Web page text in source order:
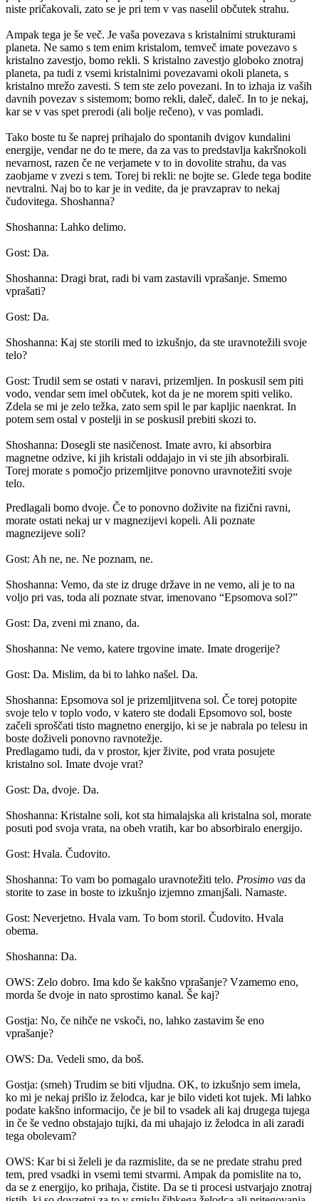
niste pričakovali, zato se je pri tem v vas naselil občutek strahu.
Ampak tega je še več. Je vaša povezava s kristalnimi strukturami
planeta. Ne samo s tem enim kristalom, temveč imate povezavo s
kristalno zavestjo, bomo rekli. S kristalno zavestjo globoko znotraj
planeta, pa tudi z vsemi kristalnimi povezavami okoli planeta, s
kristalno mrežo zavesti. S tem ste zelo povezani. In to izhaja iz vaših
davnih povezav s sistemom; bomo rekli, daleč, daleč. In to je nekaj,
kar se v vas spet prerodi (ali bolje rečeno), v vas pomladi.
Tako boste tu še naprej prihajalo do spontanih dvigov kundalini
energije, vendar ne do te mere, da za vas to predstavlja kakršnokoli
nevarnost, razen če ne verjamete v to in dovolite strahu, da vas
zaobjame v zvezi s tem. Torej bi rekli: ne bojte se. Glede tega bodite
nevtralni. Naj bo to kar je in vedite, da je pravzaprav to nekaj
čudovitega. Shoshanna?
Shoshanna: Lahko delimo.
Gost: Da.
Shoshanna: Dragi brat, radi bi vam zastavili vprašanje. Smemo
vprašati?
Gost: Da.
Shoshanna: Kaj ste storili med to izkušnjo, da ste uravnotežili svoje
telo?
Gost: Trudil sem se ostati v naravi, prizemljen. In poskusil sem piti
vodo, vendar sem imel občutek, kot da je ne morem spiti veliko.
Zdela se mi je zelo težka, zato sem spil le par kapljic naenkrat. In
potem sem ostal v postelji in se poskusil prebiti skozi to.
Shoshanna: Dosegli ste nasičenost. Imate avro, ki absorbira
magnetne odzive, ki jih kristali oddajajo in vi ste jih absorbirali.
Torej morate s pomočjo prizemljitve ponovno uravnotežiti svoje
telo.
Predlagali bomo dvoje. Če to ponovno doživite na fizični ravni,
morate ostati nekaj ur v magnezijevi kopeli. Ali poznate
magnezijeve soli?
Gost: Ah ne, ne. Ne poznam, ne.
Shoshanna: Vemo, da ste iz druge države in ne vemo, ali je to na
voljo pri vas, toda ali poznate stvar, imenovano “Epsomova sol?”
Gost: Da, zveni mi znano, da.
Shoshanna: Ne vemo, katere trgovine imate. Imate drogerije?
Gost: Da. Mislim, da bi to lahko našel. Da.
Shoshanna: Epsomova sol je prizemljitvena sol. Če torej potopite
svoje telo v toplo vodo, v katero ste dodali Epsomovo sol, boste
začeli sproščati tisto magnetno energijo, ki se je nabrala po telesu in
boste doživeli ponovno ravnotežje.
Predlagamo tudi, da v prostor, kjer živite, pod vrata posujete
kristalno sol. Imate dvoje vrat?
Gost: Da, dvoje. Da.
Shoshanna: Kristalne soli, kot sta himalajska ali kristalna sol, morate
posuti pod svoja vrata, na obeh vratih, kar bo absorbiralo energijo.
Gost: Hvala. Čudovito.
Shoshanna: To vam bo pomagalo uravnotežiti telo. Prosimo vas da
storite to zase in boste to izkušnjo izjemno zmanjšali. Namaste.
Gost: Neverjetno. Hvala vam. To bom storil. Čudovito. Hvala
obema.
Shoshanna: Da.
OWS: Zelo dobro. Ima kdo še kakšno vprašanje? Vzamemo eno,
morda še dvoje in nato sprostimo kanal. Še kaj?
Gostja: No, če nihče ne vskoči, no, lahko zastavim še eno
vprašanje?
OWS: Da. Vedeli smo, da boš.
Gostja: (smeh) Trudim se biti vljudna. OK, to izkušnjo sem imela,
ko mi je nekaj prišlo iz želodca, kar je bilo videti kot tujek. Mi lahko
podate kakšno informacijo, če je bil to vsadek ali kaj drugega tujega
in če še vedno obstajajo tujki, da mi uhajajo iz želodca in ali zaradi
tega obolevam?
OWS: Kar bi si želeli je da razmislite, da se ne predate strahu pred
tem, pred vsadki in vsemi temi stvarmi. Ampak da pomislite na to,
da se z energijo, ko prihaja, čistite. Da se ti procesi ustvarjajo znotraj